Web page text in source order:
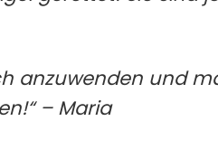
anzuwenden und
– Maria